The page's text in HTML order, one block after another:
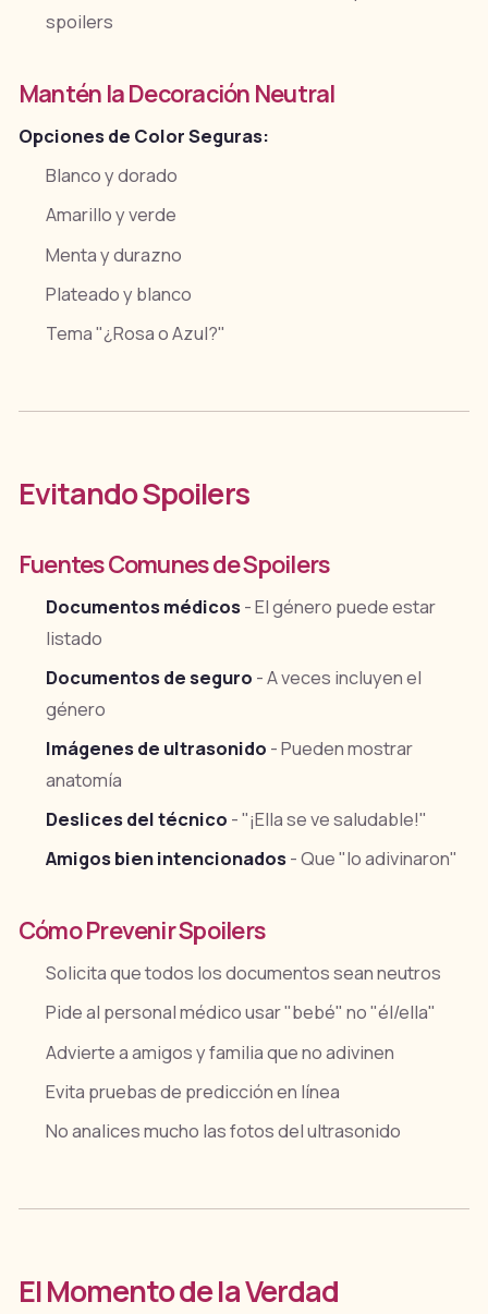
spoilers
Mantén la Decoración Neutral
Opciones de Color Seguras:
Blanco y dorado
Amarillo y verde
Menta y durazno
Plateado y blanco
Tema "¿Rosa o Azul?"
Evitando Spoilers
Fuentes Comunes de Spoilers
Documentos médicos- El género puede estar
listado
Documentos de seguro - A veces incluyen el
género
Imágenes de ultrasonido - Pueden mostrar
anatomía
Deslices del técnico - "¡Ella se ve saludable!"
Amigos bien intencionados- Que "lo adivinaron"
Cómo Prevenir Spoilers
Solicita que todos los documentos sean neutros
Pide al personal médico usar "bebé" no "él/ella"
Advierte a amigos y familia que no adivinen
Evita pruebas de predicción en línea
No analices mucho las fotos del ultrasonido
El Momento de la Verdad